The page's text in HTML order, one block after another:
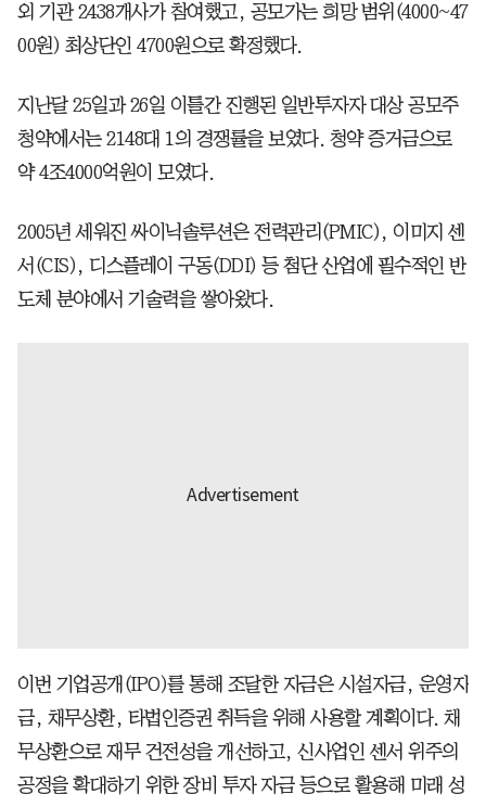
외 기관 2438개사가 참여했고, 공모가는 희망 범위(4000~47
00원) 최상단인 4700원으로 확정했다.
지난달 25일과 26일 이틀간 진행된 일반투자자 대상 공모주
청약에서는 2148대 1의 경쟁률을 보였다. 청약 증거금으로
약 4조4000억원이 모였다.
2005년 세워진 싸이닉솔루션은 전력관리(PMIC), 이미지 센
서(CIS), 디스플레이 구동(DDI) 등 첨단 산업에 필수적인 반
도체 분야에서 기술력을 쌓아왔다.
이번 기업공개(IPO)를 통해 조달한 자금은 시설자금, 운영자
금, 채무상환, 타법인증권 취득을 위해 사용할 계획이다. 채
무상환으로 재무 건전성을 개선하고, 신사업인 센서 위주의
공정을 확대하기 위한 장비 투자 자금 등으로 활용해 미래 성